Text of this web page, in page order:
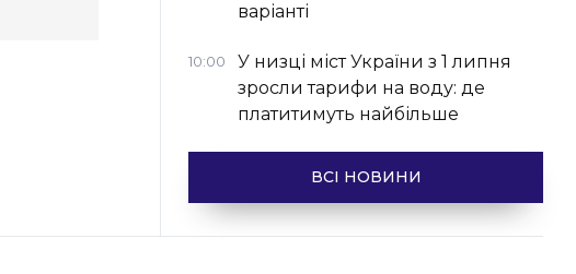
варіанті
10:00
У низці міст України з 1 липня
зросли тарифи на воду: де
платитимуть найбільше
ВСІ НОВИНИ